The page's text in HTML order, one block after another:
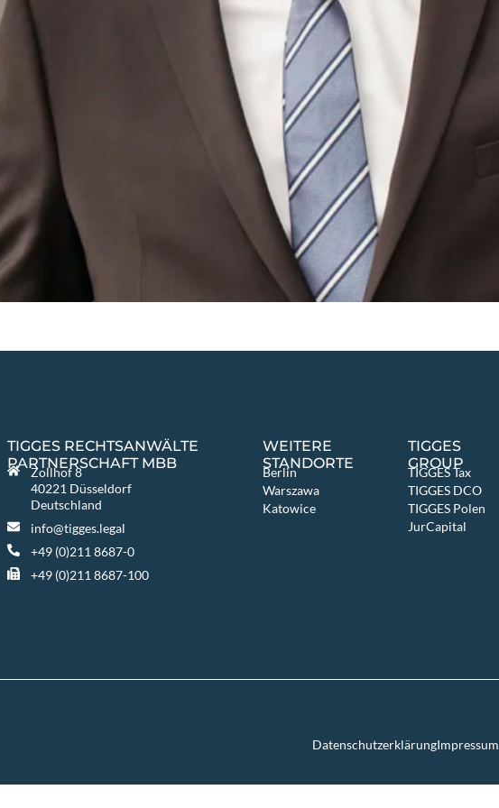
TIGGES RECHTSANWÄLTE
PARTNERSCHAFT MBB
Zollhof 8
40221 Düsseldorf
Deutschland
info@tigges.legal
+49 (0)211 8687-0
+49 (0)211 8687-100
WEITERE
STANDORTE
Berlin
Warszawa
Katowice
TIGGES
GROUP
TIGGES Tax
TIGGES DCO
TIGGES Polen
JurCapital
DatenschutzerklärungImpressum